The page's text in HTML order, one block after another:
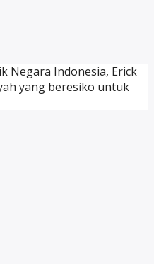
Negara Indonesia, Erick
yang beresiko untuk